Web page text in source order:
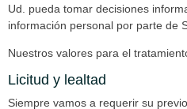
Ud. pueda tomar decisiones
información personal por parte de
Nuestros valores para el
Licitud y lealtad
Siempre vamos a requerir su